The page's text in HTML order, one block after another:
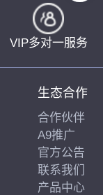
VIP多对一服务
生态合作
合作伙伴
A9推广
官方公告
联系我们
产品中心